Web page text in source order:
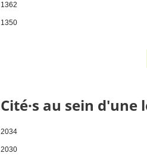
1362
1350
Cité·s au sein d'une
2034
2030